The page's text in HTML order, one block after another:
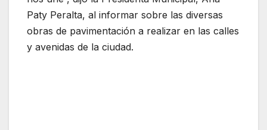
Paty Peralta, al informar sobre las diversas
obras de pavimentación a realizar en las calles
y avenidas de la ciudad.